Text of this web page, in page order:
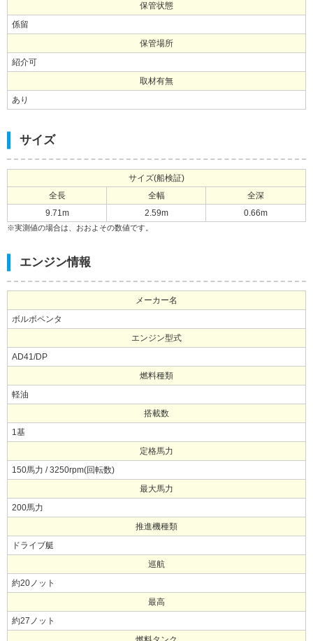
保管状態
係留
保管場所
紹介可
取材有無
あり
サイズ
サイズ(船検証)
全長
全幅
全深
9.71m
2.59m 0.66m
※実測値の場合は、おおよその数値です。
エンジン情報
メーカー名
ボルボペンタ
エンジン型式
AD41/DP
燃料種類
軽油
搭載数
1基
定格馬力
150馬力 / 3250rpm(回転数)
最大馬力
200馬力
推進機種類
ドライブ艇
巡航
約20ノット
最高
約27ノット